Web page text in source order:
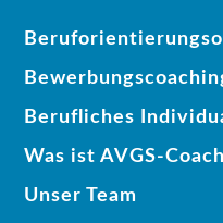
Berufliches
Was ist AVGS-
Unser Team